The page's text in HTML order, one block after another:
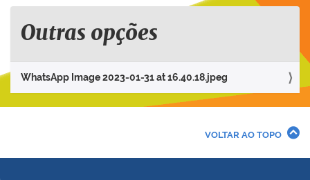
e
p
i
Outras opções
WhatsApp Image 2023-01-31 at 16.40.18.jpeg
VOLTAR AO TOPO